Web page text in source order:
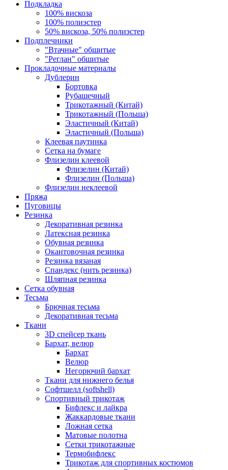
Подкладка
100% вискоза
100% полиэстер
50% вискоза, 50% полиэстер
Подплечники
"Втачные" обшитые
"Реглан" обшитые
Прокладочные материалы
Дублерин
Бортовка
Рубашечный
Трикотажный (Китай)
Трикотажный (Польша)
Эластичный (Китай)
Эластичный (Польша)
Клеевая паутинка
Сетка на бумаге
Флизелин клеевой
Флизелин (Китай)
Флизелин (Польша)
Флизелин неклеевой
Пряжа
Пуговицы
Резинка
Декоративная резинка
Латексная резинка
Обувная резинка
Окантовочная резинка
Резинка вязаная
Спандекс (нить резинка)
Шляпная резинка
Сетка обувная
Тесьма
Брючная тесьма
Декоративная тесьма
Ткани
3D спейсер ткань
Бархат, велюр
Бархат
Велюр
Негорючий бархат
Ткани для нижнего белья
Софтшелл (softshell)
Спортивный трикотаж
Бифлекс и лайкра
Жаккардовые ткани
Ложная сетка
Матовые полотна
Сетки трикотажные
Термобифлекс
Трикотаж для спортивных костюмов